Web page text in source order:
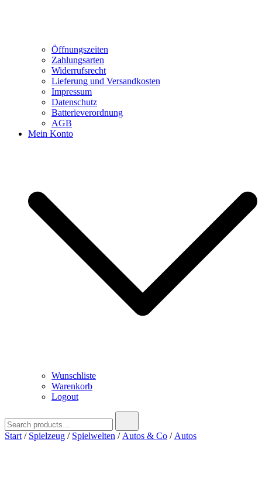
Öffnungszeiten
Zahlungsarten
Widerrufsrecht
Lieferung und Versandkosten
Impressum
Datenschutz
Batterieverordnung
AGB
Mein Konto
Wunschliste
Warenkorb
Logout
for:
Start / Spielzeug / Spielwelten / Autos & Co / Autos